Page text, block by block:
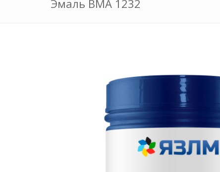
Эмаль ВМА 1232